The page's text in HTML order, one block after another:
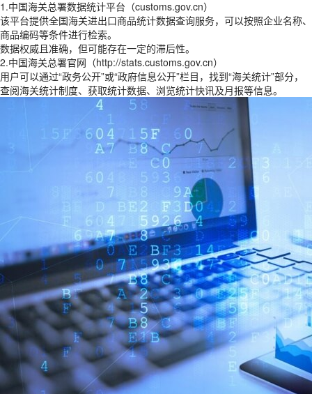
1.中国海关总署数据统计平台（customs.gov.cn）
该平台提供全国海关进出口商品统计数据查询服务，可以按照企业名称、
商品编码等条件进行检索。
数据权威且准确，但可能存在一定的滞后性。
2.中国海关总署官网（http://stats.customs.gov.cn）
用户可以通过“政务公开”或“政府信息公开”栏目，找到“海关统计”部分，
查阅海关统计制度、获取统计数据、浏览统计快讯及月报等信息。